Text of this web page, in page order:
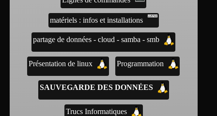
matériels : infos et installations
partage de données - cloud - samba - smb
Présentation de linux Programmation
SAUVEGARDE DES DONNÉES
Trucs Informatiques